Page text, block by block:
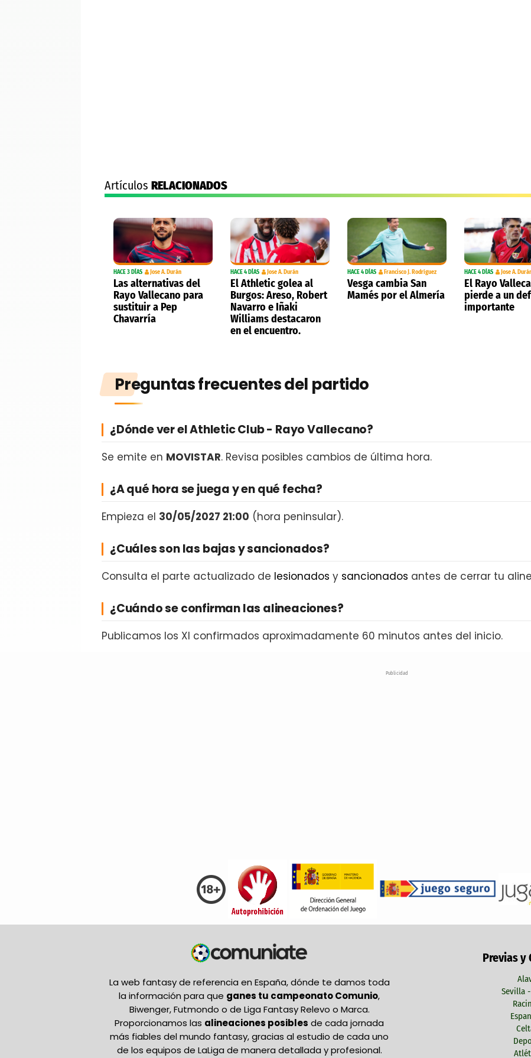
Artículos RELACIONADOS
HACE 3 DÍAS Jose A. Durán
Las alternativas del
Rayo Vallecano para
sustituir a Pep
Chavarría
HACE 4 DÍAS Jose A. Durán
El Athletic golea al
Burgos: Areso, Robert
Navarro e Iñaki
Williams destacaron
en el encuentro.
HACE 4 DÍAS Francisco J. Rodríguez
Vesga cambia San
Mamés por el Almería
HACE 4 DÍAS Jose A.
El Rayo
pierde a un
importante
Preguntas frecuentes del partido
¿Dónde ver el Athletic Club - Rayo Vallecano?
Se emite en MOVISTAR. Revisa posibles cambios de última hora.
¿A qué hora se juega y en qué fecha?
Empieza el 30/05/2027 21:00 (hora peninsular).
¿Cuáles son las bajas y sancionados?
Consulta el parte actualizado de lesionados y sancionados antes de cerrar tu
¿Cuándo se confirman las alineaciones?
Publicamos los XI confirmados aproximadamente 60 minutos antes del inicio.
Publicidad
La web fantasy de referencia en España, dónde te damos toda
la información para que ganes tu campeonato Comunio,
Biwenger, Futmondo o de Liga Fantasy Relevo o Marca.
Proporcionamos las alineaciones posibles de cada jornada
más fiables del mundo fantasy, gracias al estudio de cada uno
de los equipos de LaLiga de manera detallada y profesional.
Previas y
Sevilla